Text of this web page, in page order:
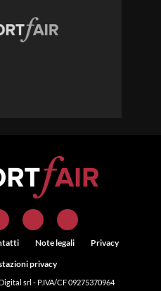
Note legali
Privacy
privacy
srl - P.IVA/CF 09275370964